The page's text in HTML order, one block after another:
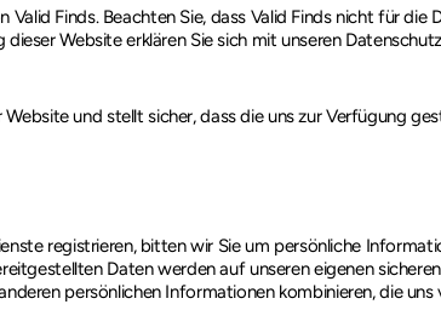
Finds. Beachten Sie, dass Valid Finds nicht für die
Website erklären Sie sich mit unseren
und stellt sicher, dass die uns zur Verfügung
registrieren, bitten wir Sie um persönliche
Daten werden auf unseren eigenen
persönlichen Informationen kombinieren, die uns